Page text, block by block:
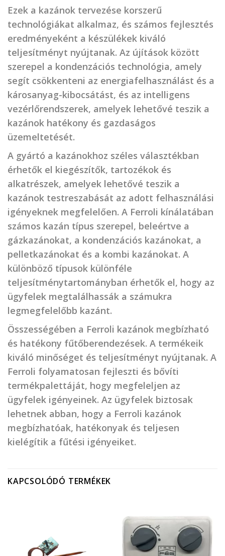
Ezek a kazánok tervezése korszerű
technológiákat alkalmaz, és számos fejlesztés
eredményeként a készülékek kiváló
teljesítményt nyújtanak. Az újítások között
szerepel a kondenzációs technológia, amely
segít csökkenteni az energiafelhasználást és a
károsanyag-kibocsátást, és az intelligens
vezérlőrendszerek, amelyek lehetővé teszik a
kazánok hatékony és gazdaságos
üzemeltetését.
A gyártó a kazánokhoz széles választékban
érhetők el kiegészítők, tartozékok és
alkatrészek, amelyek lehetővé teszik a
kazánok testreszabását az adott felhasználási
igényeknek megfelelően. A Ferroli kínálatában
számos kazán típus szerepel, beleértve a
gázkazánokat, a kondenzációs kazánokat, a
pelletkazánokat és a kombi kazánokat. A
különböző típusok különféle
teljesítménytartományban érhetők el, hogy az
ügyfelek megtalálhassák a számukra
legmegfelelőbb kazánt.
Összességében a Ferroli kazánok megbízható
és hatékony fűtőberendezések. A termékeik
kiváló minőséget és teljesítményt nyújtanak. A
Ferroli folyamatosan fejleszti és bővíti
termékpalettáját, hogy megfeleljen az
ügyfelek igényeinek. Az ügyfelek biztosak
lehetnek abban, hogy a Ferroli kazánok
megbízhatóak, hatékonyak és teljesen
kielégítik a fűtési igényeiket.
KAPCSOLÓDÓ TERMÉKEK